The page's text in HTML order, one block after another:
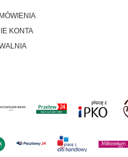
KONTA